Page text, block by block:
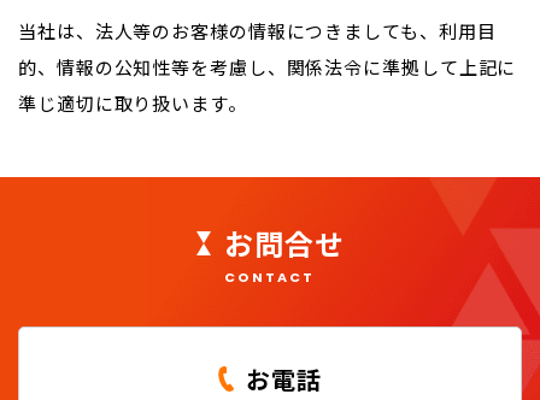
当社は、法人等のお客様の情報につきましても、利用目
的、情報の公知性等を考慮し、関係法令に準拠して上記に
準じ適切に取り扱います。
お問合せ
CONTACT
お電話